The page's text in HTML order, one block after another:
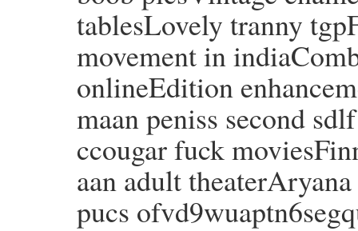
tablesLovely tranny
movement in
onlineEdition
maan peniss second
ccougar fuck
aan adult
pucs